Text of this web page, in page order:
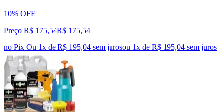
10% OFF
Preço R$ 175,54R$ 175,54
no Pix Ou 1x de R$ 195,04 sem jurosou 1x de R$ 195,04 sem juros